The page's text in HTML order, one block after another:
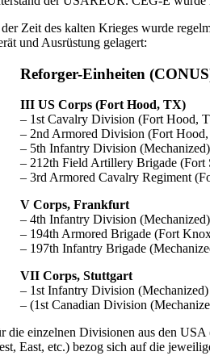
Zeit des kalten Krieges wurde
und Ausrüstung gelagert:
Reforger-Einheiten
III US Corps (Fort Hood, TX)
– 1st Cavalry Division (Fort Hood,
– 2nd Armored Division (Fort
– 5th Infantry Division
– 212th Field Artillery Brigade
– 3rd Armored Cavalry Regiment
V Corps, Frankfurt
– 4th Infantry Division
– 194th Armored Brigade (Fort
– 197th Infantry Brigade
VII Corps, Stuttgart
– 1st Infantry Division
– (1st Canadian Division
die einzelnen Divisionen aus den
East, etc.) bezog sich auf die